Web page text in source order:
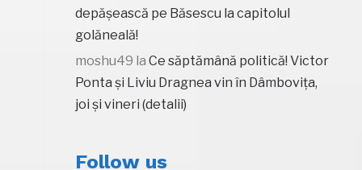
depășească pe Băsescu la capitolul
golăneală!
moshu49 la Ce săptămână politică! Victor
Ponta și Liviu Dragnea vin în Dâmbovița,
joi și vineri (detalii)
Follow us